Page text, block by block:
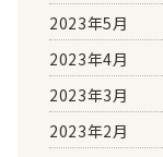
2023年5月
2023年4月
2023年3月
2023年2月